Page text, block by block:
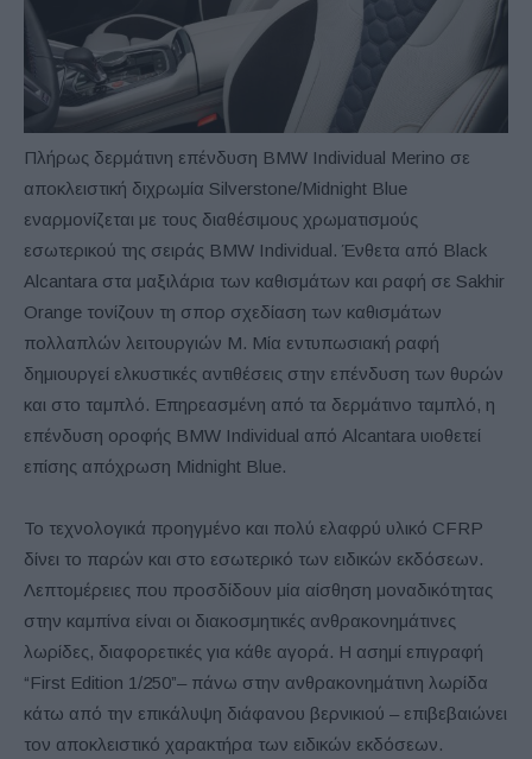
Πλήρως δερμάτινη επένδυση BMW Individual Merino σε
αποκλειστική διχρωμία Silverstone/Midnight Blue
εναρμονίζεται με τους διαθέσιμους χρωματισμούς
εσωτερικού της σειράς BMW Individual. Ένθετα από Black
Alcantara στα μαξιλάρια των καθισμάτων και ραφή σε Sakhir
Orange τονίζουν τη σπορ σχεδίαση των καθισμάτων
πολλαπλών λειτουργιών M. Μία εντυπωσιακή ραφή
δημιουργεί ελκυστικές αντιθέσεις στην επένδυση των θυρών
και στο ταμπλό. Επηρεασμένη από τα δερμάτινο ταμπλό, η
επένδυση οροφής BMW Individual από Alcantara υιοθετεί
επίσης απόχρωση Midnight Blue.
Το τεχνολογικά προηγμένο και πολύ ελαφρύ υλικό CFRP
δίνει το παρών και στο εσωτερικό των ειδικών εκδόσεων.
Λεπτομέρειες που προσδίδουν μία αίσθηση μοναδικότητας
στην καμπίνα είναι οι διακοσμητικές ανθρακονημάτινες
λωρίδες, διαφορετικές για κάθε αγορά. Η ασημί επιγραφή
“First Edition 1/250”– πάνω στην ανθρακονημάτινη λωρίδα
κάτω από την επικάλυψη διάφανου βερνικιού – επιβεβαιώνει
τον αποκλειστικό χαρακτήρα των ειδικών εκδόσεων.